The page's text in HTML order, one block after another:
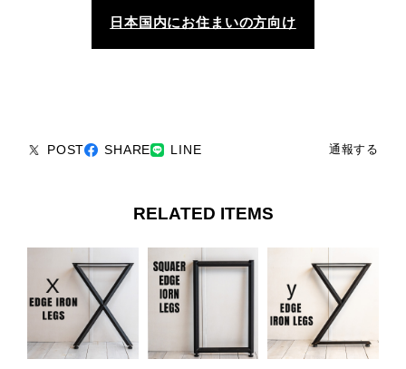
日本国内にお住まいの方向け
POST SHARE LINE 通報する
RELATED ITEMS